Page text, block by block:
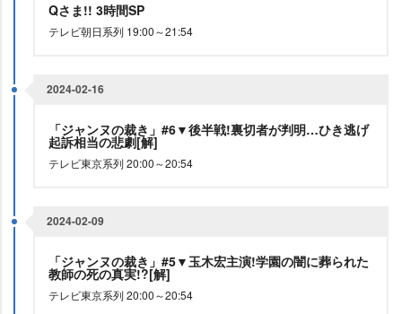
Qさま!! 3時間SP
テレビ朝日系列 19:00～21:54
2024-02-16
「ジャンヌの裁き」#6▼後半戦!裏切者が判明…ひき逃げ
起訴相当の悲劇[解]
テレビ東京系列 20:00～20:54
2024-02-09
「ジャンヌの裁き」#5▼玉木宏主演!学園の闇に葬られた
教師の死の真実!?[解]
テレビ東京系列 20:00～20:54